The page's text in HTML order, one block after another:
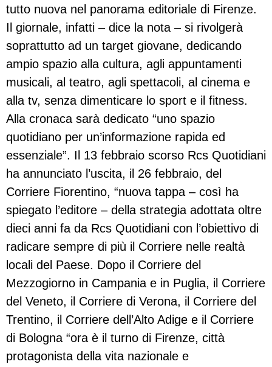
tutto nuova nel panorama editoriale di Firenze.
Il giornale, infatti – dice la nota – si rivolgerà
soprattutto ad un target giovane, dedicando
ampio spazio alla cultura, agli appuntamenti
musicali, al teatro, agli spettacoli, al cinema e
alla tv, senza dimenticare lo sport e il fitness.
Alla cronaca sarà dedicato “uno spazio
quotidiano per un’informazione rapida ed
essenziale”. Il 13 febbraio scorso Rcs Quotidiani
ha annunciato l’uscita, il 26 febbraio, del
Corriere Fiorentino, “nuova tappa – così ha
spiegato l’editore – della strategia adottata oltre
dieci anni fa da Rcs Quotidiani con l’obiettivo di
radicare sempre di più il Corriere nelle realtà
locali del Paese. Dopo il Corriere del
Mezzogiorno in Campania e in Puglia, il Corriere
del Veneto, il Corriere di Verona, il Corriere del
Trentino, il Corriere dell’Alto Adige e il Corriere
di Bologna “ora è il turno di Firenze, città
protagonista della vita nazionale e